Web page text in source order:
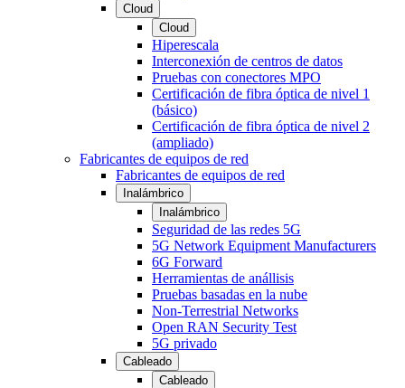
Cloud
Cloud
Hiperescala
Interconexión de centros de datos
Pruebas con conectores MPO
Certificación de fibra óptica de nivel 1
(básico)
Certificación de fibra óptica de nivel 2
(ampliado)
Fabricantes de equipos de red
Fabricantes de equipos de red
Inalámbrico
Inalámbrico
Seguridad de las redes 5G
5G Network Equipment Manufacturers
6G Forward
Herramientas de anállisis
Pruebas basadas en la nube
Non-Terrestrial Networks
Open RAN Security Test
5G privado
Cableado
Cableado